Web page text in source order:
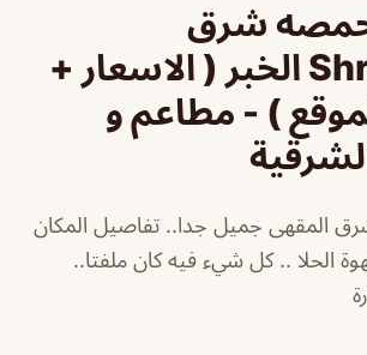
شرق
ShrqCoffee الخبر ( الاسعار +
) - مطاعم و
المقهى جميل جدا.. تفاصيل المكان
الحلا .. كل شيء فيه كان ملفتا..